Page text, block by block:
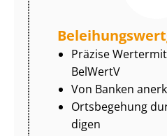
Präzise
BelWertV
Von Banken
Ortsbegehung
di­gen